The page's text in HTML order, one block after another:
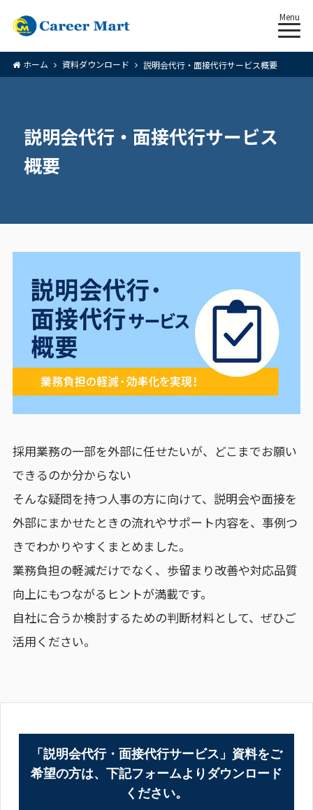
Menu
ホーム 資料ダウンロード 説明会代行・面接代行サービス概要
説明会代行・面接代行サービス
概要
採用業務の一部を外部に任せたいが、どこまでお願い
できるのか分からない
そんな疑問を持つ人事の方に向けて、説明会や面接を
外部にまかせたときの流れやサポート内容を、事例つ
きでわかりやすくまとめました。
業務負担の軽減だけでなく、歩留まり改善や対応品質
向上にもつながるヒントが満載です。
自社に合うか検討するための判断材料として、ぜひご
活用ください。